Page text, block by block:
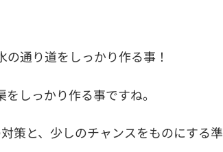
通り道をしっかり作る事！
しっかり作る事ですね。
策と、少しのチャンスをものにする準